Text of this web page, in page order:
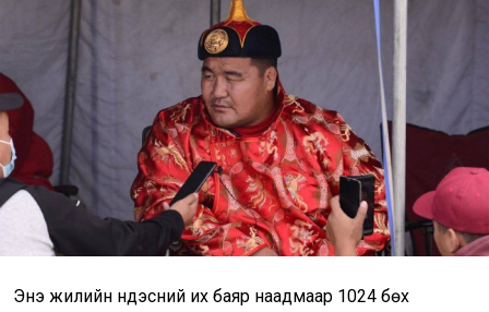
Энэ жилийн үндэсний их баяр наадмаар 1024 бөх